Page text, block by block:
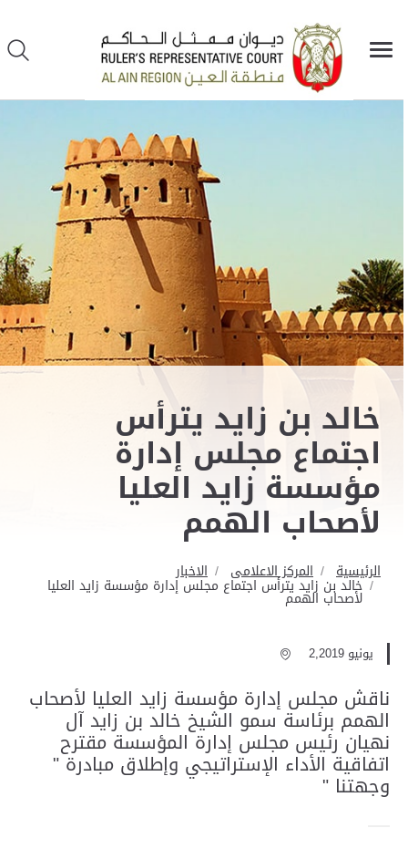
خالد بن زايد يترأس
اجتماع مجلس إدارة
مؤسسة زايد العليا
لأصحاب الهمم
الرئيسية المركز الاعلامى الاخبار
خالد بن زايد يترأس اجتماع مجلس إدارة مؤسسة زايد العليا
لأصحاب الهمم
يونيو 2,2019
ناقش مجلس إدارة مؤسسة زايد العليا لأصحاب
الهمم برئاسة سمو الشيخ خالد بن زايد آل
نهيان رئيس مجلس إدارة المؤسسة مقترح
اتفاقية الأداء الإستراتيجي وإطلاق مبادرة "
وجهتنا "